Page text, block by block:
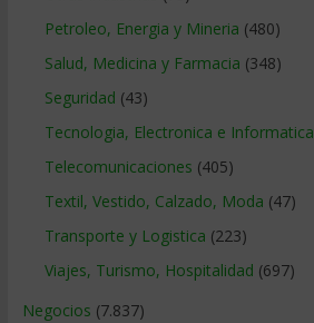
Petroleo, Energia y Mineria (480)
Salud, Medicina y Farmacia (348)
Seguridad (43)
Tecnologia, Electronica e Informatica
Telecomunicaciones (405)
Textil, Vestido, Calzado, Moda (47)
Transporte y Logistica (223)
Viajes, Turismo, Hospitalidad (697)
Negocios (7.837)